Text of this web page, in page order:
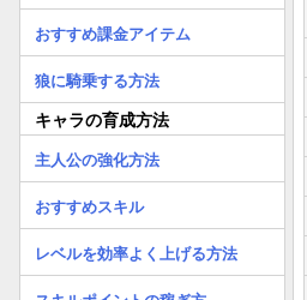
おすすめ課金アイテム
狼に騎乗する方法
キャラの育成方法
主人公の強化方法
おすすめスキル
レベルを効率よく上げる方法